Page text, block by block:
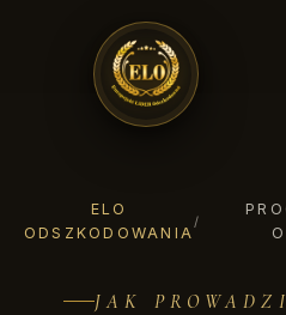
ELO
ODSZKODOWANIA
/
JAK